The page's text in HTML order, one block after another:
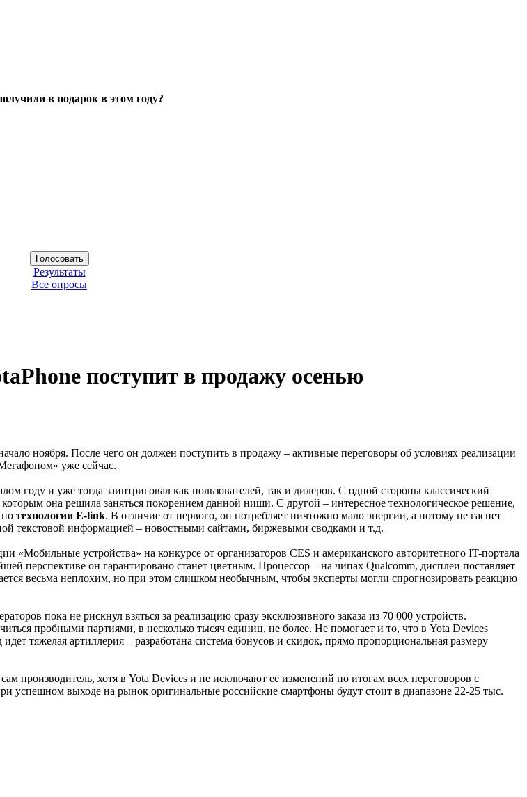
в подарок в этом году?
Результаты
Все опросы
поступит в продажу осенью
ноября. После чего он должен поступить в продажу – активные переговоры об условиях реализации
уже сейчас.
году и уже тогда заинтриговал как пользователей, так и дилеров. С одной стороны классический
она решила заняться покорением данной ниши. С другой – интересное технологическое решение,
технологии E-link. В отличие от первого, он потребляет ничтожно мало энергии, а потому не гаснет
текстовой информацией – новостными сайтами, биржевыми сводками и т.д.
«Мобильные устройства» на конкурсе от организаторов CES и американского авторитетного IT-портала
перспективе он гарантировано станет цветным. Процессор – на чипах Qualcomm, дисплеи поставляет
весьма неплохим, но при этом слишком необычным, чтобы эксперты могли спрогнозировать реакцию
пока не рискнул взяться за реализацию сразу эксклюзивного заказа из 70 000 устройств.
пробными партиями, в несколько тысяч единиц, не более. Не помогает и то, что в Yota Devices
тяжелая артиллерия – разработана система бонусов и скидок, прямо пропорциональная размеру
производитель, хотя в Yota Devices и не исключают ее изменений по итогам всех переговоров с
успешном выходе на рынок оригинальные российские смартфоны будут стоит в диапазоне 22-25 тыс.